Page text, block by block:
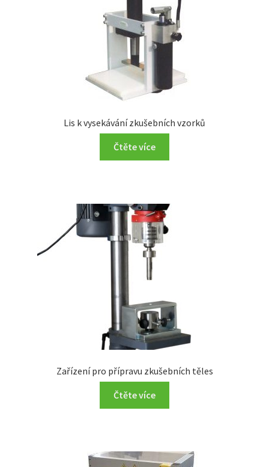
Lis k vysekávání zkušebních vzorků
Čtěte více
Zařízení pro přípravu zkušebních těles
Čtěte více